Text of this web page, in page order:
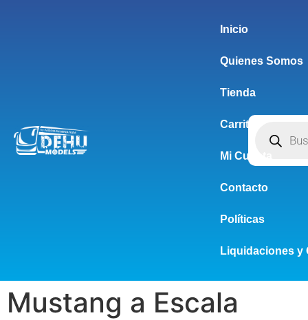
Inicio
Quienes Somos
Tienda
Carrito
Mi Cuenta
Contacto
Políticas
Liquidaciones y
Mustang a Escala